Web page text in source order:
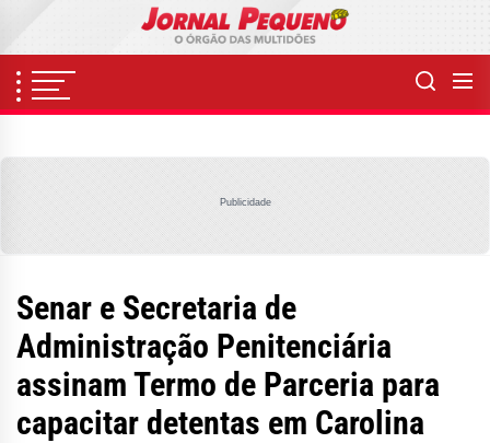
content
Publicidade
Senar e Secretaria de
Administração Penitenciária
assinam Termo de Parceria para
capacitar detentas em Carolina